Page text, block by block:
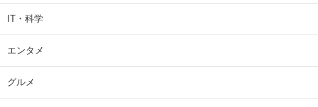
IT・科学
エンタメ
グルメ